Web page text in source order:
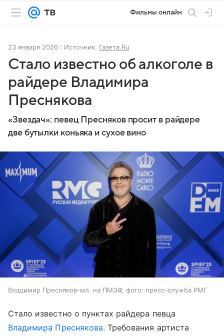
Фильмы онлайн
23 января 2026 Источник: Газета.Ru
Стало известно об алкоголе в
райдере Владимира
Преснякова
«Звездач»: певец Пресняков просит в райдере
две бутылки коньяка и сухое вино
Владимир Пресняков-мл. на ПМЭФ, фото: пресс-служба РМГ
Стало известно о пунктах райдера певца
Владимира Преснякова. Требования артиста